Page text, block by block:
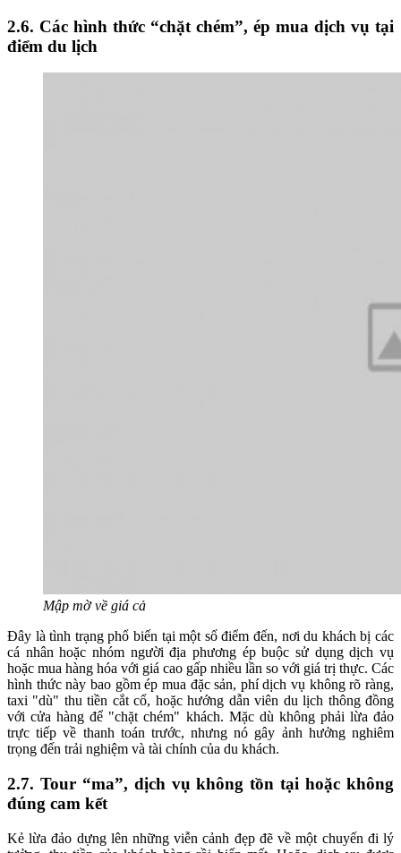
2.6. Các hình thức “chặt chém”, ép mua dịch vụ tại
điểm du lịch
Mập mờ về giá cả
Đây là tình trạng phổ biến tại một số điểm đến, nơi du khách bị các
cá nhân hoặc nhóm người địa phương ép buộc sử dụng dịch vụ
hoặc mua hàng hóa với giá cao gấp nhiều lần so với giá trị thực. Các
hình thức này bao gồm ép mua đặc sản, phí dịch vụ không rõ ràng,
taxi "dù" thu tiền cắt cổ, hoặc hướng dẫn viên du lịch thông đồng
với cửa hàng để "chặt chém" khách. Mặc dù không phải lừa đảo
trực tiếp về thanh toán trước, nhưng nó gây ảnh hưởng nghiêm
trọng đến trải nghiệm và tài chính của du khách.
2.7. Tour “ma”, dịch vụ không tồn tại hoặc không
đúng cam kết
Kẻ lừa đảo dựng lên những viễn cảnh đẹp đẽ về một chuyến đi lý